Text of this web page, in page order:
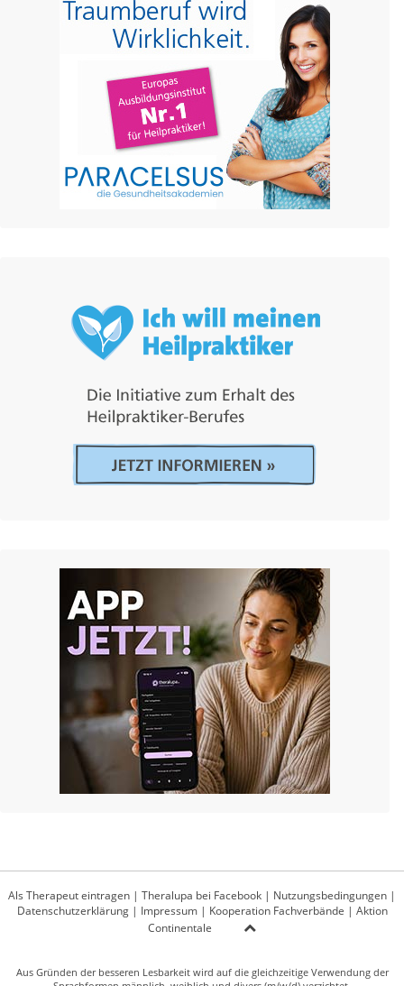
Als Therapeut eintragen | Theralupa bei Facebook | Nutzungsbedingungen |
Datenschutzerklärung| Impressum| Kooperation Fachverbände | Aktion
Continentale
Aus Gründen der besseren Lesbarkeit wird auf die gleichzeitige Verwendung der